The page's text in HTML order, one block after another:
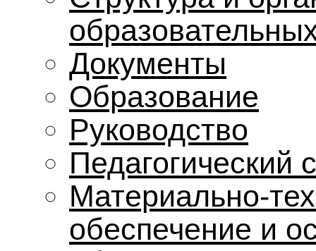
Документы
Образование
Руководство
Педагогический
Материально-
обеспечение и